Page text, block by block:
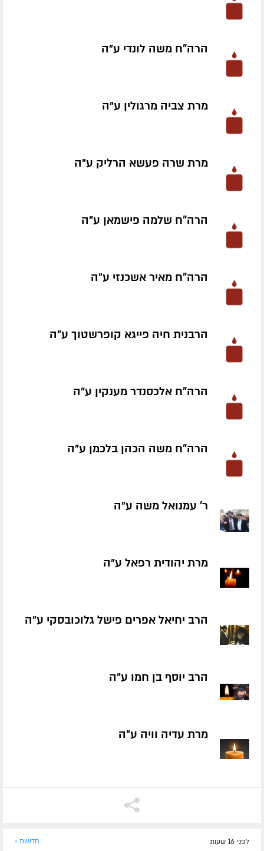
הרה"ח משה לונדי ע״ה
מרת צביה מרגולין ע״ה
מרת שרה פעשא הרליק ע״ה
הרה"ח שלמה פישמאן ע״ה
הרה"ח מאיר אשכנזי ע״ה
הרבנית חיה פייגא קופרשטוך ע״ה
הרה"ח אלכסנדר מענקין ע״ה
הרה"ח משה הכהן בלכמן ע״ה
ר' עמנואל משה ע״ה
מרת יהודית רפאל ע״ה
הרב יחיאל אפרים פישל גלוכובסקי ע״ה
הרב יוסף בן חמו ע״ה
מרת עדיה וויה ע״ה
לפני 16 שעות חדשות »